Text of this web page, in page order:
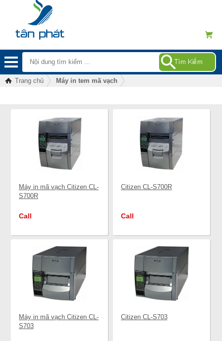
Trang chủ Máy in tem mã vạch
Máy in mã vạch Citizen CL-
S700R
Call
Citizen CL-S700R
Call
Máy in mã vạch Citizen CL-
S703
Citizen CL-S703